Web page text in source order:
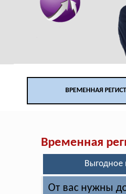
ВРЕМЕННАЯ
Временная
От вас нужны